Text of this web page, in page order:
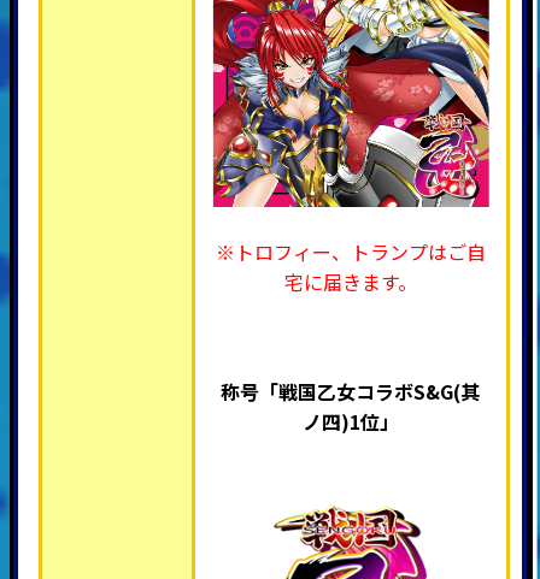
※トロフィー、トランプはご自
宅に届きます。
称号「戦国乙女コラボS&G(其
ノ四)1位」